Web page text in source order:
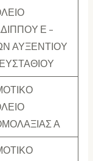
Ε –
ΑΥΞΕΝΤΙΟΥ
ΕΥΣΤΑΘΙΟΥ
Α